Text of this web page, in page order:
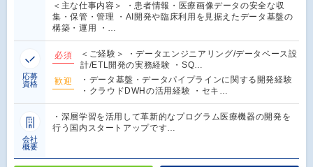
＜主な仕事内容＞ ・患者情報・医療画像データの安全な収
集・保管・管理 ・AI開発や臨床利用を見据えたデータ基盤の
構築・運用 ・…
応募
資格
必須
＜ご経験＞ ・データエンジニアリング/データベース設
計/ETL開発の実務経験 ・SQ…
歓迎
・データ基盤・データパイプラインに関する開発経験
・クラウドDWHの活用経験 ・セキ…
会社
概要
・深層学習を活用して革新的なプログラム医療機器の開発を
行う国内スタートアップです…